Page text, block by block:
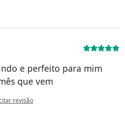
e perfeito para mim
que vem
do utilizador Ana Carla
revisão